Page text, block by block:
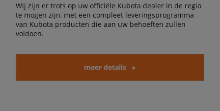
Wij zijn er trots op uw officiële Kubota dealer in de regio
te mogen zijn, met een compleet leveringsprogramma
van Kubota producten die aan uw behoeften zullen
voldoen.
meer details